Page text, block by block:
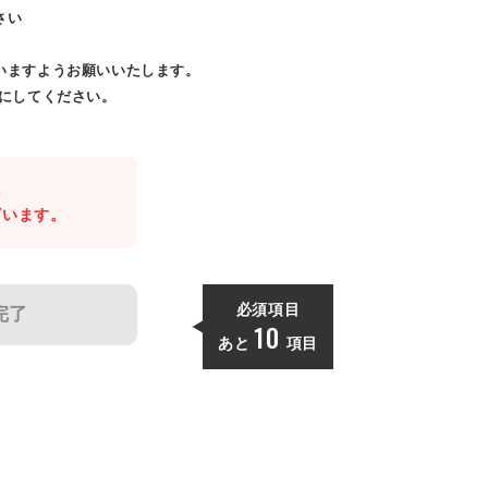
い
すようお願いいたします。
してください。
ます。
了 必須項目
あと 10 項目